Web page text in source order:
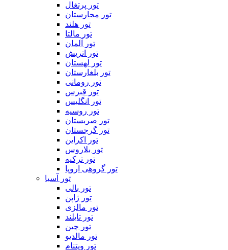
تور پرتغال
تور مجارستان
تور هلند
تور مالتا
تور آلمان
تور اتریش
تور لهستان
تور بلغارستان
تور رومانی
تور قبرس
تور انگلیس
تور روسیه
تور صربستان
تور گرجستان
تور اکراین
تور بلاروس
تور ترکیه
تور گروهی اروپا
تور آسیا
تور بالی
تور ژاپن
تور مالزی
تور تایلند
تور چین
تور مالدیو
تور ویتنام